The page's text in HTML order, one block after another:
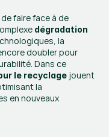
faire face à de
dégradation
la
doubler pour
Dans ce
le recyclage jouent
la
en nouveaux